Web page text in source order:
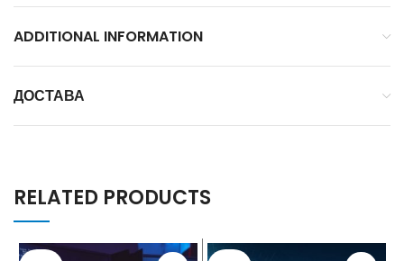
ADDITIONAL INFORMATION
ДОСТАВА
RELATED PRODUCTS